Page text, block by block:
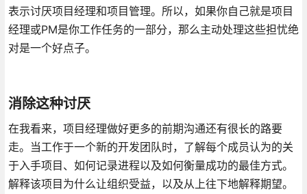
表示讨厌项目经理和项目管理。所以，如果你自己就是项目
经理或PM是你工作任务的一部分，那么主动处理这些担忧绝
对是一个好点子。
消除这种讨厌
在我看来，项目经理做好更多的前期沟通还有很长的路要
走。当工作于一个新的开发团队时，了解每个成员认为的关
于入手项目、如何记录进程以及如何衡量成功的最佳方式。
解释该项目为什么让组织受益，以及从上往下地解释期望。